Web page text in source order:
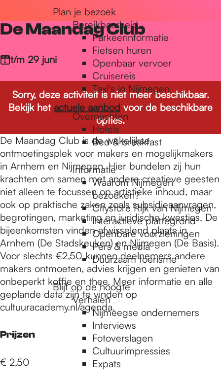
Plan je bezoek
Bereikbaarheid
Parkeerinformatie
Fietsen huren
Openbaar vervoer
Cruisereis
Taxi's in Nijmegen
Overnachten
Hotels
Bed & breakfast
Informatie
Waarom Nijmegen
bezoeken?
Citystore Rijk van Nijmegen
Interactieve plattegrond
Openbare voorzieningen
Pers & media
Duurzaam toerisme
Blijf op de hoogte
Verhalen
Nijmeegse ondernemers
Interviews
Fotoverslagen
Cultuurimpressies
Expats
De Maandag Club
t/m 29 juni
Sorry, deze activiteit is niet meer beschikbaar.
Bekijk het actuele aanbod voor de beschikbare
opties.
De Maandag Club is de wekelijkse
ontmoetingsplek voor makers en mogelijkmakers
in Arnhem en Nijmegen. Hier bundelen zij hun
krachten om samen met andere creatieve geesten
niet alleen te focussen op artistieke inhoud, maar
ook op praktische zaken zoals subsidieaanvragen,
begrotingen, marketing en juridische kwesties. De
bijeenkomsten vinden afwisselend plaats in
Arnhem (De Stadskeuken) en Nijmegen (De Basis).
Voor slechts €2,50 kunnen deelnemers andere
makers ontmoeten, advies krijgen en genieten van
onbeperkt koffie en thee. Meer informatie en alle
geplande data zijn te vinden op
cultuuracademy.nl/agenda.
Prijzen
€ 2,50